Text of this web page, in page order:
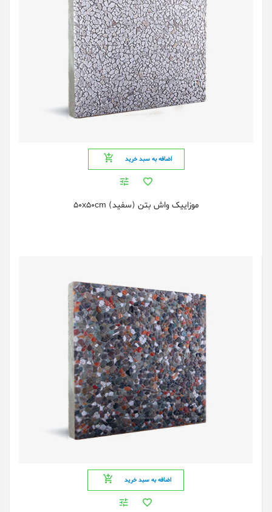
اضافه به سبد خرید
موزاییک واش بتن (سفید) 50x50cm
اضافه به سبد خرید